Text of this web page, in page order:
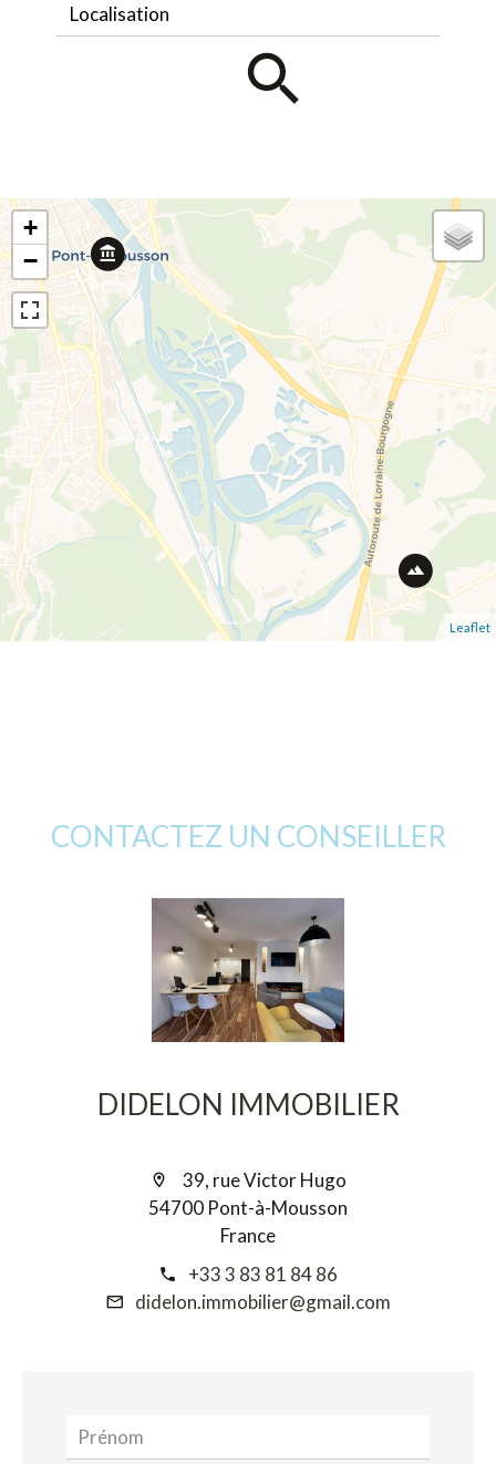
Localisation
+
−
Leaflet
CONTACTEZ UN CONSEILLER
DIDELON IMMOBILIER
39, rue Victor Hugo
54700 Pont-à-Mousson
France
+33 3 83 81 84 86
didelon.immobilier@gmail.com